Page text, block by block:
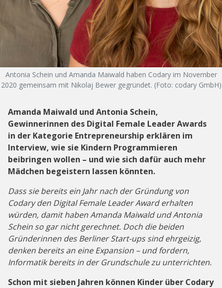
Antonia Schein und Amanda Maiwald haben Codary im November
2020 gemeinsam mit Nikolaj Bewer gegründet. (Foto: codary GmbH)
Amanda Maiwald und Antonia Schein,
Gewinnerinnen des Digital Female Leader Awards
in der Kategorie Entrepreneurship erklären im
Interview, wie sie Kindern Programmieren
beibringen wollen – und wie sich dafür auch mehr
Mädchen begeistern lassen könnten.
Dass sie bereits ein Jahr nach der Gründung von
Codary den Digital Female Leader Award erhalten
würden, damit haben Amanda Maiwald und Antonia
Schein so gar nicht gerechnet. Doch die beiden
Gründerinnen des Berliner Start-ups sind ehrgeizig,
denken bereits an eine Expansion – und fordern,
Informatik bereits in der Grundschule zu unterrichten.
Schon mit sieben Jahren können Kinder über Codary